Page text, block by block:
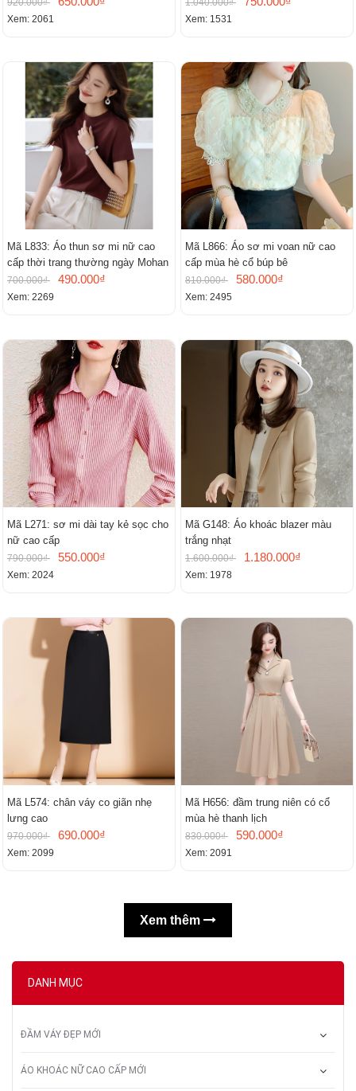
DANH MỤC
ĐẦM VÁY ĐẸP MỚI
ÁO KHOÁC NỮ CAO CẤP MỚI
lịch.
Xem: 2061 Xem: 1531
Mã L833: Áo thun sơ mi nữ cao
cấp thời trang thường ngày Mohan
700.000₫ 490.000₫
Xem: 2269
Mã L866: Áo sơ mi voan nữ cao
cấp mùa hè cổ búp bê
810.000₫ 580.000₫
Xem: 2495
Mã L271: sơ mi dài tay kẻ sọc cho
nữ cao cấp
790.000₫ 550.000₫
Xem: 2024
Mã G148: Áo khoác blazer màu
trắng nhạt
1.600.000₫ 1.180.000₫
Xem: 1978
Mã L574: chân váy co giãn nhẹ
lưng cao
970.000₫ 690.000₫
Xem: 2099
Mã H656: đầm trung niên có cổ
mùa hè thanh lịch
830.000₫ 590.000₫
Xem: 2091
Xem thêm